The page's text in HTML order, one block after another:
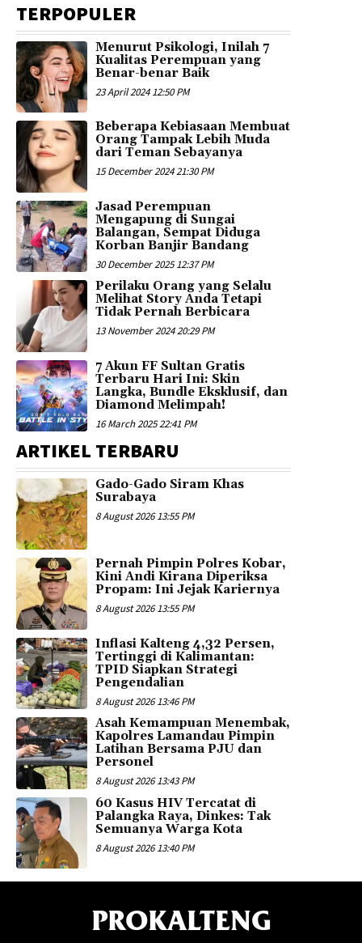
TERPOPULER
Menurut Psikologi, Inilah 7
Kualitas Perempuan yang
Benar-benar Baik
23 April 2024 12:50 PM
Beberapa Kebiasaan Membuat
Orang Tampak Lebih Muda
dari Teman Sebayanya
15 December 2024 21:30 PM
Jasad Perempuan
Mengapung di Sungai
Balangan, Sempat Diduga
Korban Banjir Bandang
30 December 2025 12:37 PM
Perilaku Orang yang Selalu
Melihat Story Anda Tetapi
Tidak Pernah Berbicara
13 November 2024 20:29 PM
7 Akun FF Sultan Gratis
Terbaru Hari Ini: Skin
Langka, Bundle Eksklusif, dan
Diamond Melimpah!
16 March 2025 22:41 PM
ARTIKEL TERBARU
Gado-Gado Siram Khas
Surabaya
8 August 2026 13:55 PM
Pernah Pimpin Polres Kobar,
Kini Andi Kirana Diperiksa
Propam: Ini Jejak Kariernya
8 August 2026 13:55 PM
Inflasi Kalteng 4,32 Persen,
Tertinggi di Kalimantan:
TPID Siapkan Strategi
Pengendalian
8 August 2026 13:46 PM
Asah Kemampuan Menembak,
Kapolres Lamandau Pimpin
Latihan Bersama PJU dan
Personel
8 August 2026 13:43 PM
60 Kasus HIV Tercatat di
Palangka Raya, Dinkes: Tak
Semuanya Warga Kota
8 August 2026 13:40 PM
PROKALTENG